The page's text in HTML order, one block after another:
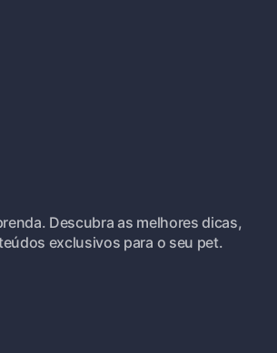
Descubra as melhores dicas,
exclusivos para o seu pet.